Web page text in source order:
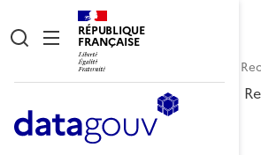
RÉPUBLIQUE
FRANÇAISE